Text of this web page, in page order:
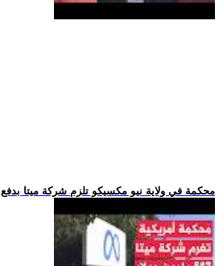
.. محكمة في ولاية نيو مكسيكو تلزم شركة ميتا بدفع 567 مليون دولا